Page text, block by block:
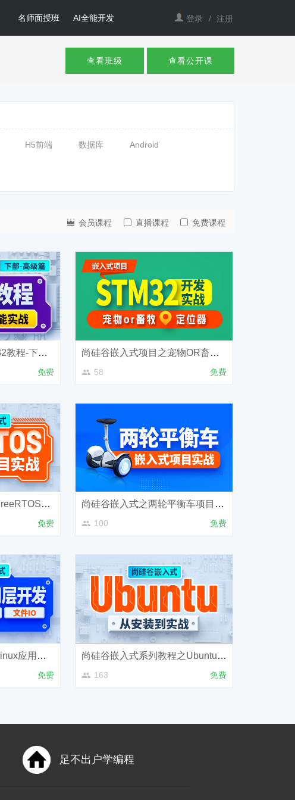
名师面授班 AI全能开发 登录 / 注册
查看班级 查看公开课
H5前端 数据库 Android
会员课程 直播课程 免费课程
尚硅谷嵌入式之STM32教程-下部（高级）
免费
尚硅谷嵌入式项目之宠物OR畜牧定位器
58 免费
尚硅谷嵌入式技术之FreeRTOS实时操作系统
免费
尚硅谷嵌入式之两轮平衡车项目实战
100 免费
尚硅谷嵌入式技术之Linux应用层开发
免费
尚硅谷嵌入式系列教程之Ubuntu快速上手
163 免费
足不出户学编程